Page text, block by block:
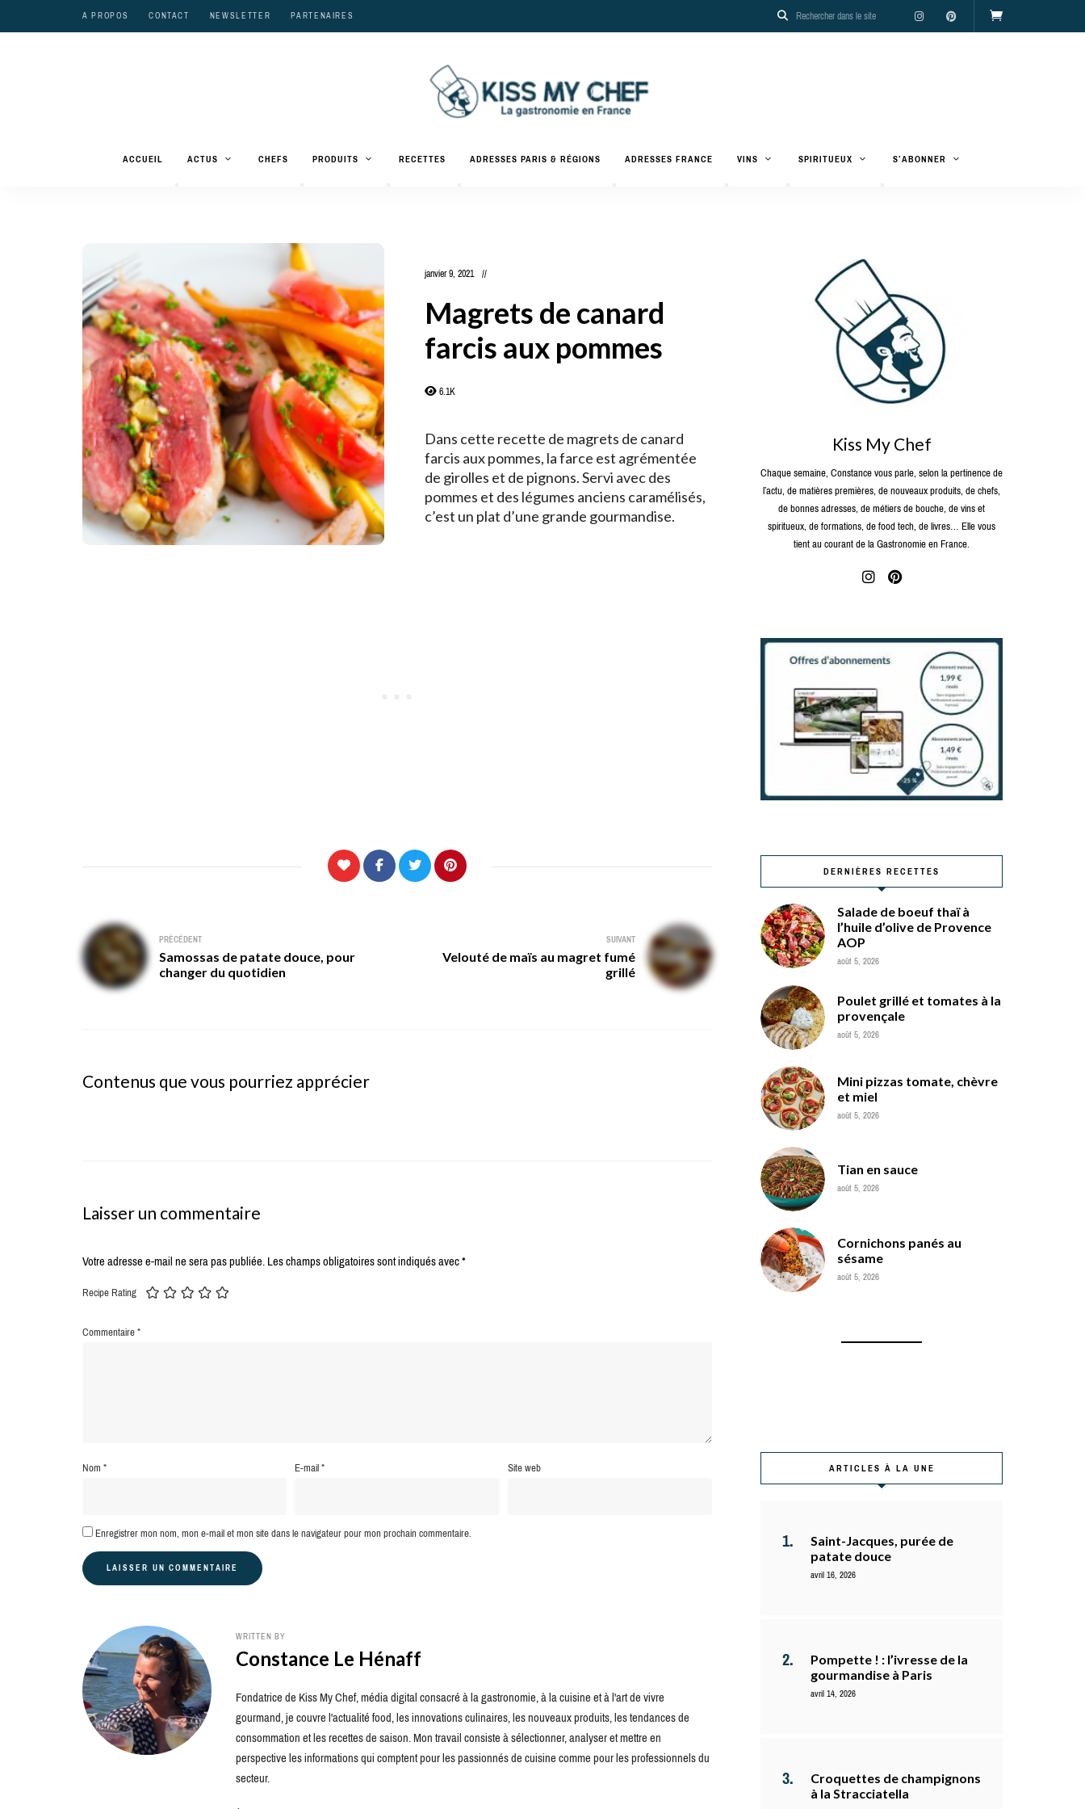
A PROPOS CONTACT NEWSLETTER PARTENAIRES
Kiss
Chef
gastronomiques
et
ACCUEIL ACTUS CHEFS PRODUITS RECETTES ADRESSES PARIS & RÉGIONS ADRESSES FRANCE VINS SPIRITUEUX S’ABONNER
janvier 9, 2021
Magrets de canard
farcis aux pommes
6.1K
Dans cette recette de magrets de canard
farcis aux pommes, la farce est agrémentée
de girolles et de pignons. Servi avec des
pommes et des légumes anciens caramélisés,
c’est un plat d’une grande gourmandise.
Navigation
de
l’article
PRÉCÉDENT
Samossas de patate douce, pour
changer du quotidien
SUIVANT
Velouté de maïs au magret fumé
grillé
Contenus que vous pourriez apprécier
Laisser un commentaire
Votre adresse e-mail ne sera pas publiée.Les champs obligatoires sont indiqués avec*
Recipe Rating
Commentaire*
Nom* E-mail* Site web
Enregistrer mon nom, mon e-mail et mon site dans le navigateur pour mon prochain commentaire.
WRITTEN BY
Constance Le Hénaff
Fondatrice de Kiss My Chef, média digital consacré à la gastronomie, à la cuisine et à l'art de vivre
gourmand, je couvre l'actualité food, les innovations culinaires, les nouveaux produits, les tendances de
consommation et les recettes de saison. Mon travail consiste à sélectionner, analyser et mettre en
perspective les informations qui comptent pour les passionnés de cuisine comme pour les professionnels du
secteur.
Kiss My Chef
Chaque semaine, Constance vous parle, selon la pertinence de
l’actu, de matières premières, de nouveaux produits, de chefs,
de bonnes adresses, de métiers de bouche, de vins et
spiritueux, de formations, de food tech, de livres… Elle vous
tient au courant de la Gastronomie en France.
DERNIÈRES RECETTES
Salade de boeuf thaï à
l’huile d’olive de Provence
AOP
août 5, 2026
Poulet grillé et tomates à la
provençale
août 5, 2026
Mini pizzas tomate, chèvre
et miel
août 5, 2026
Tian en sauce
août 5, 2026
Cornichons panés au
sésame
août 5, 2026
ARTICLES À LA UNE
Saint-Jacques, purée de
patate douce
avril 16, 2026
Pompette ! : l’ivresse de la
gourmandise à Paris
avril 14, 2026
Croquettes de champignons
à la Stracciatella